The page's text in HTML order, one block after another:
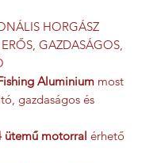
HORGÁSZ
GAZDASÁGOS,
Aluminium most
gazdaságos és
ütemű motorral érhető